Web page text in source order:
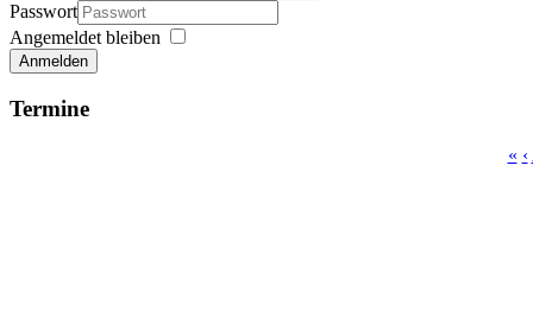
Passwort
Angemeldet bleiben
Anmelden
Termine
« ‹